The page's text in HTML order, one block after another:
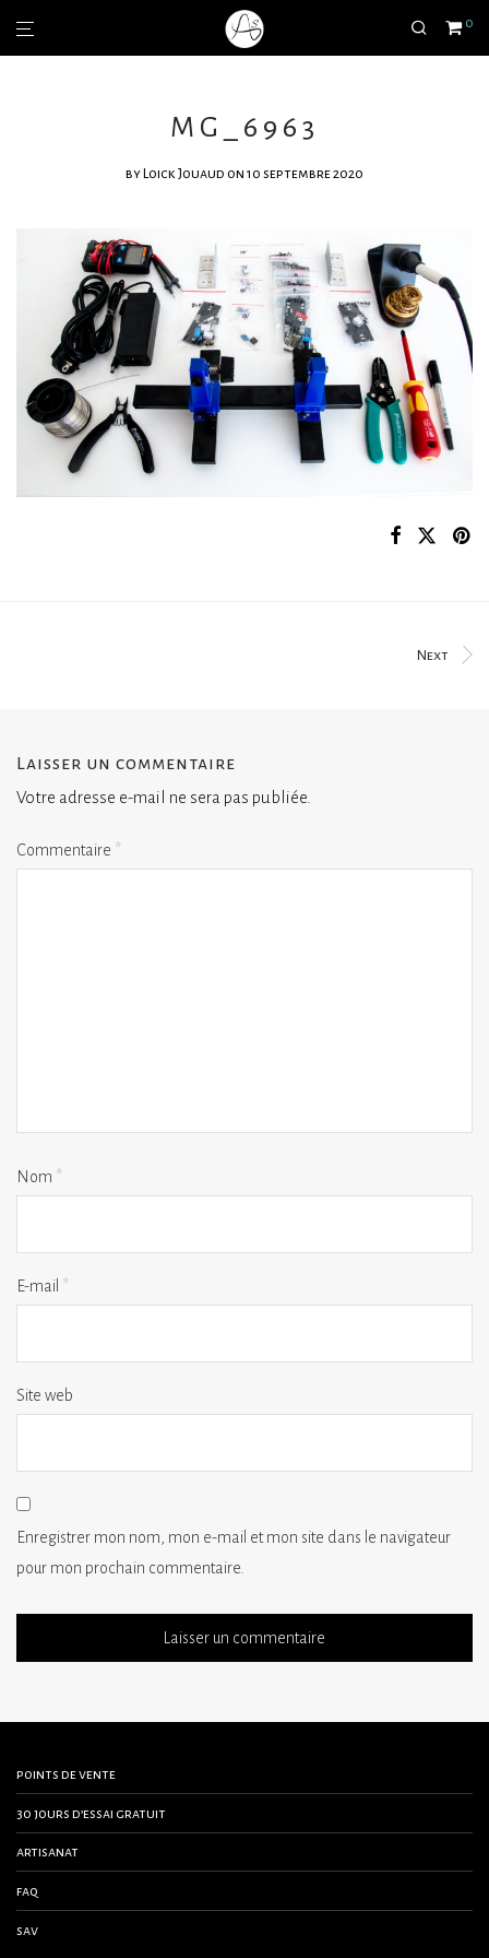
0
MG_6963
by Loick Jouaud on 10 septembre 2020
Next
Laisser un commentaire
Votre adresse e-mail ne sera pas publiée.
Commentaire *
Nom *
E-mail *
Site web
Enregistrer mon nom, mon e-mail et mon site dans le navigateur
pour mon prochain commentaire.
points de vente
30 jours d’essai gratuit
artisanat
faq
sav